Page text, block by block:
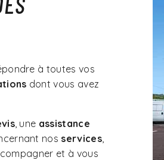
à toutes vos
dont vous avez
, une assistance
nos services,
et à vous